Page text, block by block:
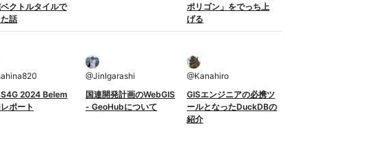
クトルタイルで
話
ポリゴン」をでっち上
げる
2024 Belem
ポート
@JinIgarashi
国連開発計画のWebGIS
- GeoHubについて
@Kanahiro
GISエンジニアの必携ツ
ールとなったDuckDBの
紹介